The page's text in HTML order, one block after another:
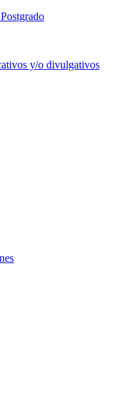
y/o divulgativos